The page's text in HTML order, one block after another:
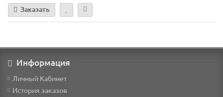
Заказать
Информация
Личный Кабинет
История заказов